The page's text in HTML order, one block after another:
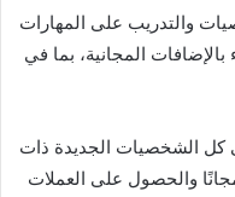
والتدريب على المهارات
المجانية، بما في
كل الشخصيات الجديدة ذات
والحصول على العملات